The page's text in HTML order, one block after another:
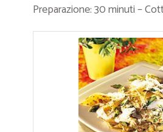
Preparazione: 30 minuti –